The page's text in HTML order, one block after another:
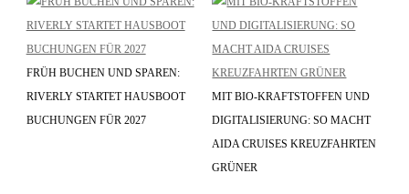
FRÜH BUCHEN UND SPAREN:
RIVERLY STARTET HAUSBOOT
BUCHUNGEN FÜR 2027
MIT BIO-KRAFTSTOFFEN UND
DIGITALISIERUNG: SO MACHT
AIDA CRUISES KREUZFAHRTEN
GRÜNER